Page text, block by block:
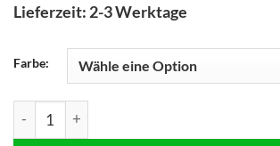
Lieferzeit: 2-3 Werktage
Farbe: